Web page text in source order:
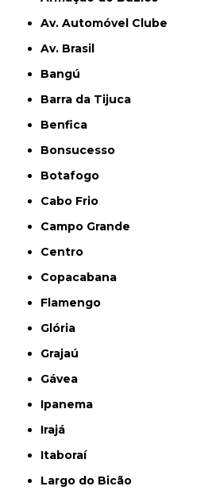
Av. Automóvel Clube
Av. Brasil
Bangú
Barra da Tijuca
Benfica
Bonsucesso
Botafogo
Cabo Frio
Campo Grande
Centro
Copacabana
Flamengo
Glória
Grajaú
Gávea
Ipanema
Irajá
Itaboraí
Largo do Bicão